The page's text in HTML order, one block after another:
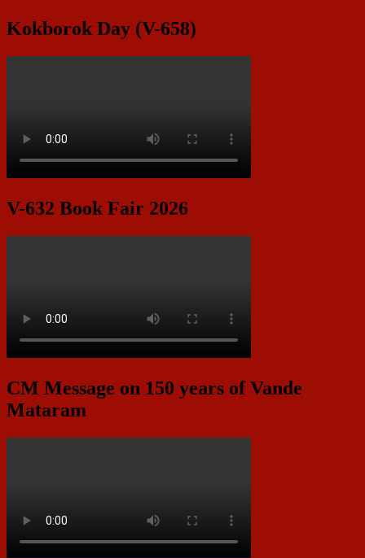
Kokborok Day (V-658)
V-632 Book Fair 2026
CM Message on 150 years of Vande
Mataram